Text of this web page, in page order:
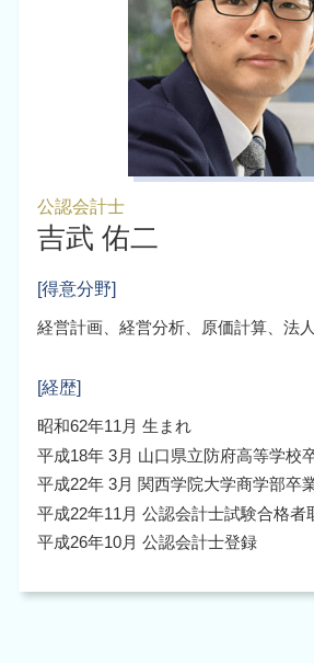
公認会計士
吉武 佑二
[得意分野]
経営計画、経営分析、原価計算、法
[経歴]
昭和62年11月 生まれ
平成18年 3月 山口県立防府高等学校
平成22年 3月 関西学院大学商学部卒
平成22年11月 公認会計士試験合格者
平成26年10月 公認会計士登録